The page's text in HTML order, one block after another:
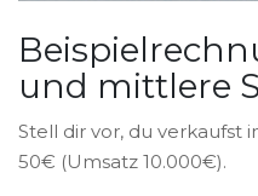
und mittlere
Stell dir vor, du verkaufst
50€ (Umsatz 10.000€).